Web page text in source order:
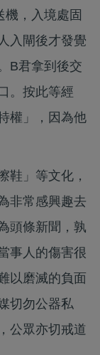
，入境處固
入閘後才發覺
B君拿到後交
。按此等經
權」，因為他
鞋」等文化，
非常感興趣去
頭條新聞，孰
事人的傷害很
以磨滅的負面
切勿公器私
公眾亦切戒道